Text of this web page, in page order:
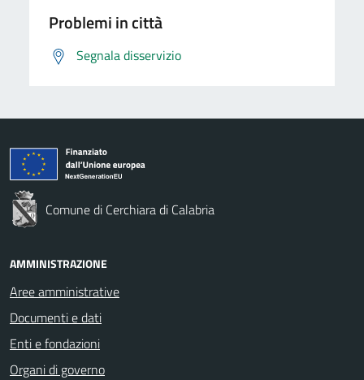
Problemi in città
Segnala disservizio
Comune di Cerchiara di Calabria
AMMINISTRAZIONE
Aree amministrative
Documenti e dati
Enti e fondazioni
Organi di governo